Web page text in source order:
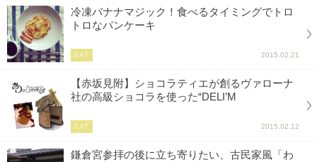
冷凍バナナマジック！食べるタイミングでトロ
トロなパンケーキ
EAT 2015.02.21
【赤坂見附】ショコラティエが創るヴァローナ
社の高級ショコラを使った“DELI’M
EAT 2015.02.12
鎌倉宮参拝の後に立ち寄りたい、古民家風「わ